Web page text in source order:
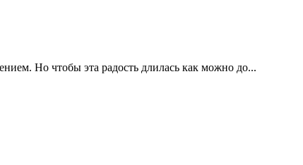
Но чтобы эта радость длилась как можно до...